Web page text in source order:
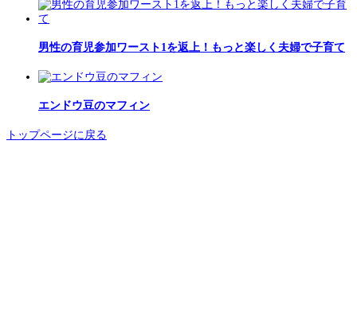
男性の育児参加ワースト1を返上！もっと楽しく夫婦で子育て
エンドウ豆のマフィン
トップページに戻る